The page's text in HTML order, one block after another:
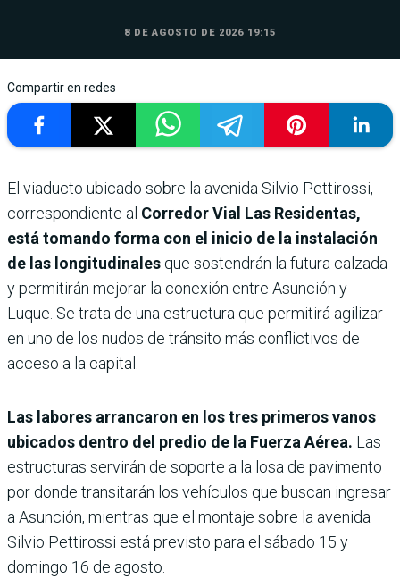
8 DE AGOSTO DE 2026 19:15
Compartir en redes
El viaducto ubicado sobre la avenida Silvio Pettirossi,
correspondiente al Corredor Vial Las Residentas,
está tomando forma con el inicio de la instalación
de las longitudinales que sostendrán la futura calzada
y permitirán mejorar la conexión entre Asunción y
Luque. Se trata de una estructura que permitirá agilizar
en uno de los nudos de tránsito más conflictivos de
acceso a la capital.
Las labores arrancaron en los tres primeros vanos
ubicados dentro del predio de la Fuerza Aérea. Las
estructuras servirán de soporte a la losa de pavimento
por donde transitarán los vehículos que buscan ingresar
a Asunción, mientras que el montaje sobre la avenida
Silvio Pettirossi está previsto para el sábado 15 y
domingo 16 de agosto.